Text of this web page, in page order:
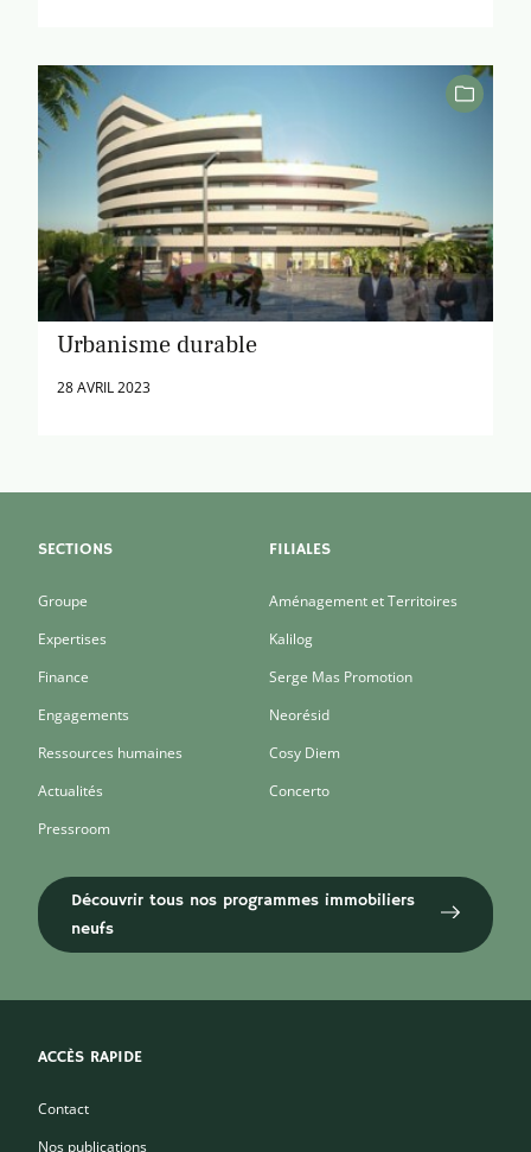
Urbanisme durable
28 AVRIL 2023
SECTIONS
Groupe
Expertises
Finance
Engagements
Ressources humaines
Actualités
Pressroom
FILIALES
Aménagement et Territoires
Kalilog
Serge Mas Promotion
Neorésid
Cosy Diem
Concerto
Découvrir tous nos programmes immobiliers
neufs
ACCÈS RAPIDE
Contact
Nos publications